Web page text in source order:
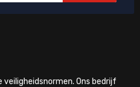
Ons bedrijf